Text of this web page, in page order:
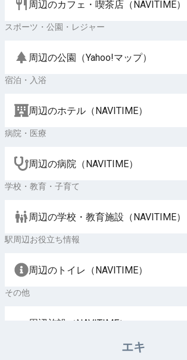
周辺のカフェ・喫茶店（NAVITIME）
スポーツ・公園・レジャー
周辺の公園（Yahoo!マップ）
宿泊・入浴
周辺のホテル（NAVITIME）
病院・医療
周辺の病院（NAVITIME）
学校・教育・子育て
周辺の学校・教育施設（NAVITIME）
駅周辺お役立ち情報
周辺のトイレ（NAVITIME）
その他
周辺施設（NAVITIME）
エキ